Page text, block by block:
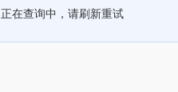
正在查询中，请刷新重试